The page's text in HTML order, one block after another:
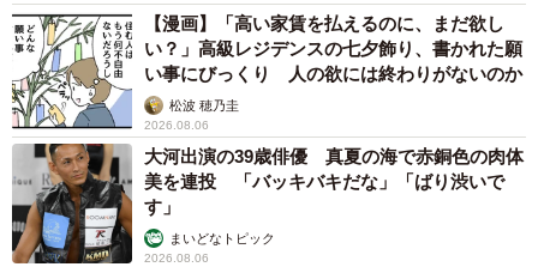
【漫画】「高い家賃を払えるのに、まだ欲し
い？」高級レジデンスの七夕飾り、書かれた願
い事にびっくり 人の欲には終わりがないのか
松波 穂乃圭
2026.08.06
大河出演の39歳俳優 真夏の海で赤銅色の肉体
美を連投 「バッキバキだな」「ばり渋いで
す」
まいどなトピック
2026.08.06